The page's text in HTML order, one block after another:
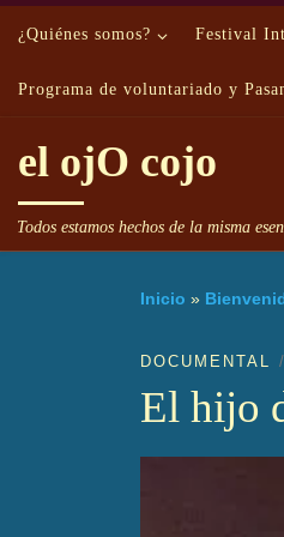
Saltar al contenido
¿Quiénes somos? Festival
Programa de voluntariado y
el ojO cojo
Todos estamos hechos de la misma
Inicio »
DOCUMENTAL
El hijo